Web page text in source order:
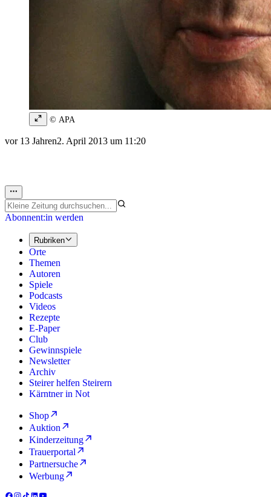
© APA
vor 13 Jahren2. April 2013 um 11:20
Abonnent:in werden
Rubriken
Orte
Themen
Autoren
Spiele
Podcasts
Videos
Rezepte
E-Paper
Club
Gewinnspiele
Newsletter
Archiv
Steirer helfen Steirern
Kärntner in Not
Shop
Auktion
Kinderzeitung
Trauerportal
Partnersuche
Werbung